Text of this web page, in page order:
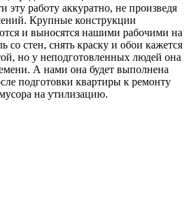
эту работу аккуратно, не произведя
Крупные конструкции
и выносятся нашими рабочими на
со стен, снять краску и обои кажется
но у неподготовленных людей она
А нами она будет выполнена
подготовки квартиры к ремонту
на утилизацию.